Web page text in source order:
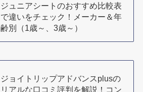
ジュニアシートのおすすめ比較表
で違いをチェック！メーカー＆年
齢別（1歳～、3歳～）
ジョイトリップアドバンスplusの
リアルな口コミ評判を解説！コン